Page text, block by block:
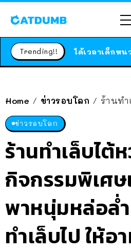
Trending!!
Home / ข่าวรอบโลก / ร้านทำเล็บไต้หวัน จัดกิ
ข่าวรอบโลก
ร้านทำเล็บไต้
กิจกรรมพิเศษ
พาหนุ่มหล่อล่
ทำเล็บไป ให้อ